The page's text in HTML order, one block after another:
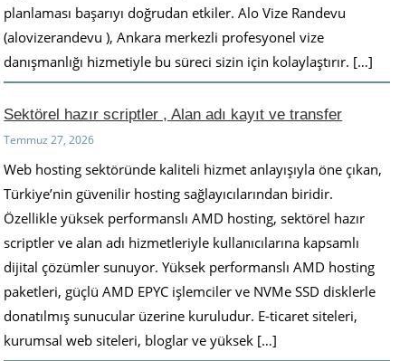
planlaması başarıyı doğrudan etkiler. Alo Vize Randevu
(alovizerandevu ), Ankara merkezli profesyonel vize
danışmanlığı hizmetiyle bu süreci sizin için kolaylaştırır. […]
Sektörel hazır scriptler , Alan adı kayıt ve transfer
Temmuz 27, 2026
Web hosting sektöründe kaliteli hizmet anlayışıyla öne çıkan,
Türkiye’nin güvenilir hosting sağlayıcılarından biridir.
Özellikle yüksek performanslı AMD hosting, sektörel hazır
scriptler ve alan adı hizmetleriyle kullanıcılarına kapsamlı
dijital çözümler sunuyor. Yüksek performanslı AMD hosting
paketleri, güçlü AMD EPYC işlemciler ve NVMe SSD disklerle
donatılmış sunucular üzerine kuruludur. E-ticaret siteleri,
kurumsal web siteleri, bloglar ve yüksek […]